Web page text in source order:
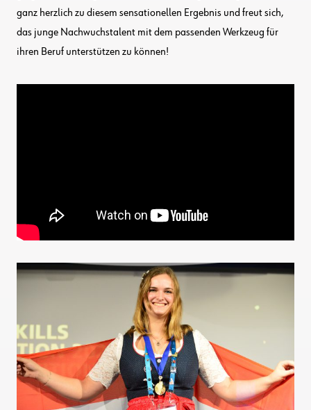
ganz herzlich zu diesem sensationellen Ergebnis und freut sich,
das junge Nachwuchstalent mit dem passenden Werkzeug für
ihren Beruf unterstützen zu können!